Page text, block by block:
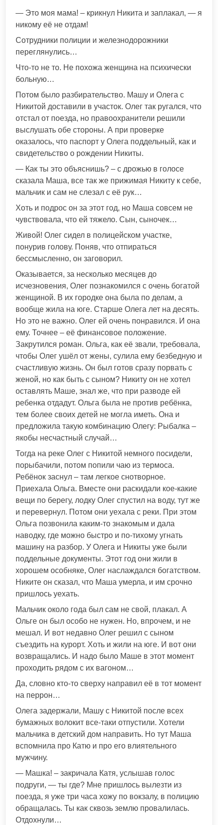
— Это моя мама! – крикнул Никита и заплакал, — я
никому её не отдам!
Сотрудники полиции и железнодорожники
переглянулись…
Что-то не то. Не похожа женщина на психически
больную…
Потом было разбирательство. Машу и Олега с
Никитой доставили в участок. Олег так ругался, что
отстал от поезда, но правоохранители решили
выслушать обе стороны. А при проверке
оказалось, что паспорт у Олега поддельный, как и
свидетельство о рождении Никиты.
— Как ты это объяснишь? – с дрожью в голосе
сказала Маша, все так же прижимая Никиту к себе,
мальчик и сам не слезал с её рук…
Хоть и подрос он за этот год, но Маша совсем не
чувствовала, что ей тяжело. Сын, сыночек…
Живой! Олег сидел в полицейском участке,
понурив голову. Поняв, что отпираться
бессмысленно, он заговорил.
Оказывается, за несколько месяцев до
исчезновения, Олег познакомился с очень богатой
женщиной. В их городке она была по делам, а
вообще жила на юге. Старше Олега лет на десять.
Но это не важно. Олег ей очень понравился. И она
ему. Точнее – её финансовое положение.
Закрутился роман. Ольга, как её звали, требовала,
чтобы Олег ушёл от жены, сулила ему безбедную и
счастливую жизнь. Он был готов сразу порвать с
женой, но как быть с сыном? Никиту он не хотел
оставлять Маше, знал же, что при разводе ей
ребенка отдадут. Ольга была не против ребёнка,
тем более своих детей не могла иметь. Она и
предложила такую комбинацию Олегу: Рыбалка –
якобы несчастный случай…
Тогда на реке Олег с Никитой немного посидели,
порыбачили, потом попили чаю из термоса.
Ребёнок заснул – там легкое снотворное.
Приехала Ольга. Вместе они раскидали кое-какие
вещи по берегу, лодку Олег спустил на воду, тут же
и перевернул. Потом они уехала с реки. При этом
Ольга позвонила каким-то знакомым и дала
наводку, где можно быстро и по-тихому угнать
машину на разбор. У Олега и Никиты уже были
поддельные документы. Этот год они жили в
хорошем особняке, Олег наслаждался богатством.
Никите он сказал, что Маша умерла, и им срочно
пришлось уехать.
Мальчик около года был сам не свой, плакал. А
Ольге он был особо не нужен. Но, впрочем, и не
мешал. И вот недавно Олег решил с сыном
съездить на курорт. Хоть и жили на юге. И вот они
возвращались. И надо было Маше в этот момент
проходить рядом с их вагоном…
Да, словно кто-то сверху направил её в тот момент
на перрон…
Олега задержали, Машу с Никитой после всех
бумажных волокит все-таки отпустили. Хотели
мальчика в детский дом направить. Но тут Маша
вспомнила про Катю и про его влиятельного
мужчину.
— Машка! – закричала Катя, услышав голос
подруги, — ты где? Мне пришлось вылезти из
поезда, я уже три часа хожу по вокзалу, в полицию
обращалась. Ты как сквозь землю провалилась.
Отдохнули…